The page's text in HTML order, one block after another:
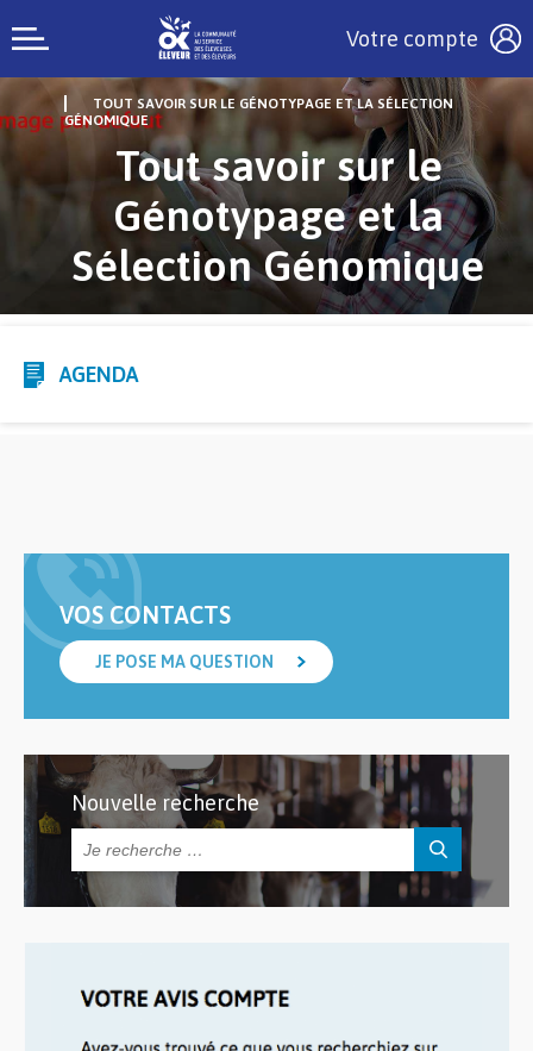
Votre compte
TOUT SAVOIR SUR LE GÉNOTYPAGE ET LA SÉLECTION
GÉNOMIQUE
Tout savoir sur le
Génotypage et la
Sélection Génomique
AGENDA
VOS CONTACTS
JE POSE MA QUESTION
Nouvelle recherche